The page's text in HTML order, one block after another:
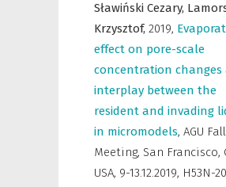
Sławiński Cezary,
Krzysztof, 2019,
effect on pore-scale
concentration changes
interplay between the
resident and invading
in micromodels, AGU Fall
Meeting, San Francisco,
USA, 9-13.12.2019, H53N-